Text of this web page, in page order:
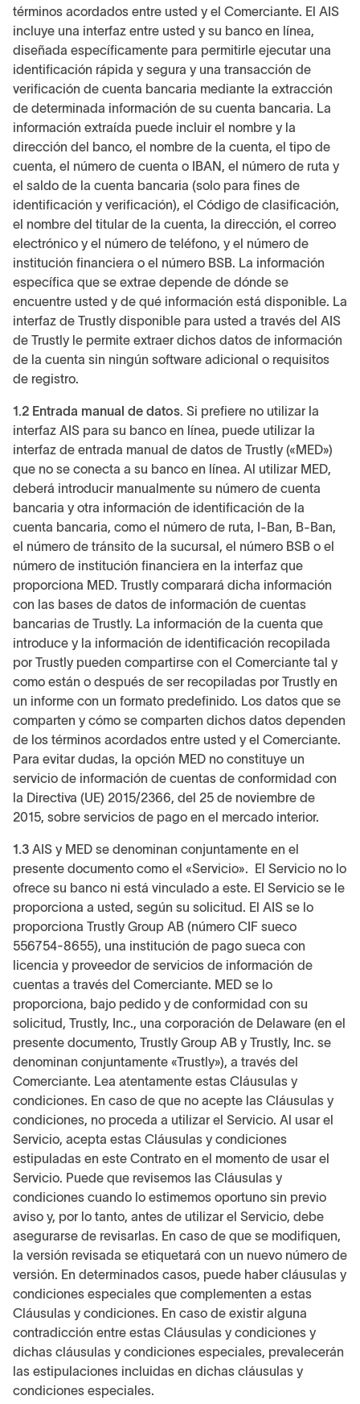
términos acordados entre usted y el Comerciante. El AIS
incluye una interfaz entre usted y su banco en línea,
diseñada específicamente para permitirle ejecutar una
identificación rápida y segura y una transacción de
verificación de cuenta bancaria mediante la extracción
de determinada información de su cuenta bancaria. La
información extraída puede incluir el nombre y la
dirección del banco, el nombre de la cuenta, el tipo de
cuenta, el número de cuenta o IBAN, el número de ruta y
el saldo de la cuenta bancaria (solo para fines de
identificación y verificación), el Código de clasificación,
el nombre del titular de la cuenta, la dirección, el correo
electrónico y el número de teléfono, y el número de
institución financiera o el número BSB. La información
específica que se extrae depende de dónde se
encuentre usted y de qué información está disponible. La
interfaz de Trustly disponible para usted a través del AIS
de Trustly le permite extraer dichos datos de información
de la cuenta sin ningún software adicional o requisitos
de registro.
1.2 Entrada manual de datos. Si prefiere no utilizar la
interfaz AIS para su banco en línea, puede utilizar la
interfaz de entrada manual de datos de Trustly («MED»)
que no se conecta a su banco en línea. Al utilizar MED,
deberá introducir manualmente su número de cuenta
bancaria y otra información de identificación de la
cuenta bancaria, como el número de ruta, I-Ban, B-Ban,
el número de tránsito de la sucursal, el número BSB o el
número de institución financiera en la interfaz que
proporciona MED. Trustly comparará dicha información
con las bases de datos de información de cuentas
bancarias de Trustly. La información de la cuenta que
introduce y la información de identificación recopilada
por Trustly pueden compartirse con el Comerciante tal y
como están o después de ser recopiladas por Trustly en
un informe con un formato predefinido. Los datos que se
comparten y cómo se comparten dichos datos dependen
de los términos acordados entre usted y el Comerciante.
Para evitar dudas, la opción MED no constituye un
servicio de información de cuentas de conformidad con
la Directiva (UE) 2015/2366, del 25 de noviembre de
2015, sobre servicios de pago en el mercado interior.
1.3 AIS y MED se denominan conjuntamente en el
presente documento como el «Servicio». El Servicio no lo
ofrece su banco ni está vinculado a este. El Servicio se le
proporciona a usted, según su solicitud. El AIS se lo
proporciona Trustly Group AB (número CIF sueco
556754-8655), una institución de pago sueca con
licencia y proveedor de servicios de información de
cuentas a través del Comerciante. MED se lo
proporciona, bajo pedido y de conformidad con su
solicitud, Trustly, Inc., una corporación de Delaware (en el
presente documento, Trustly Group AB y Trustly, Inc. se
denominan conjuntamente «Trustly»), a través del
Comerciante. Lea atentamente estas Cláusulas y
condiciones. En caso de que no acepte las Cláusulas y
condiciones, no proceda a utilizar el Servicio. Al usar el
Servicio, acepta estas Cláusulas y condiciones
estipuladas en este Contrato en el momento de usar el
Servicio. Puede que revisemos las Cláusulas y
condiciones cuando lo estimemos oportuno sin previo
aviso y, por lo tanto, antes de utilizar el Servicio, debe
asegurarse de revisarlas. En caso de que se modifiquen,
la versión revisada se etiquetará con un nuevo número de
versión. En determinados casos, puede haber cláusulas y
condiciones especiales que complementen a estas
Cláusulas y condiciones. En caso de existir alguna
contradicción entre estas Cláusulas y condiciones y
dichas cláusulas y condiciones especiales, prevalecerán
las estipulaciones incluidas en dichas cláusulas y
condiciones especiales.